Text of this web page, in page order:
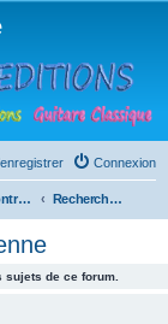
Connexion
Rencontres musicales Recherche de Musicien ou Musicienne
de ce forum.